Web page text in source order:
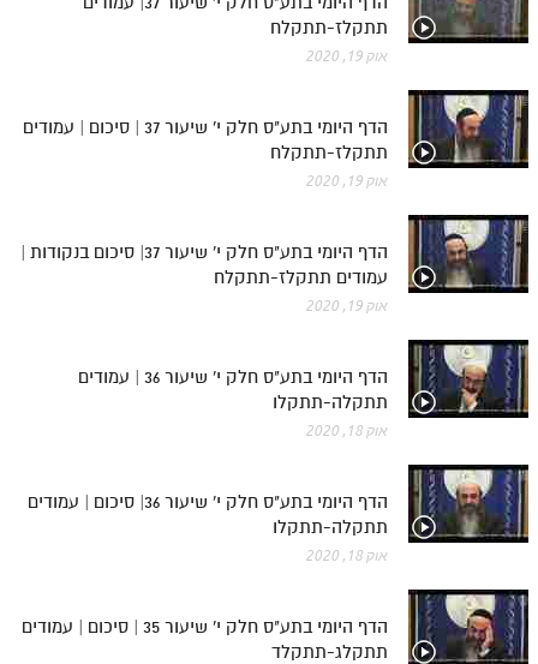
תתקלז-תתקלח
אוק 19, 2020
הדף היומי בתע"ס חלק י' שיעור 37 | סיכום | עמודים
תתקלז-תתקלח
אוק 19, 2020
הדף היומי בתע"ס חלק י' שיעור 37| סיכום בנקודות |
עמודים תתקלז-תתקלח
אוק 19, 2020
הדף היומי בתע"ס חלק י' שיעור 36 | עמודים
תתקלה-תתקלו
אוק 18, 2020
הדף היומי בתע"ס חלק י' שיעור 36| סיכום | עמודים
תתקלה-תתקלו
אוק 18, 2020
הדף היומי בתע"ס חלק י' שיעור 35 | סיכום | עמודים
תתקלג-תתקלד